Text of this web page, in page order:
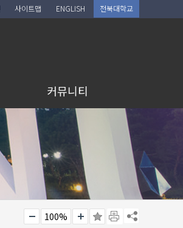
사이트맵 ENGLISH 전북대학교
커뮤니티
100%